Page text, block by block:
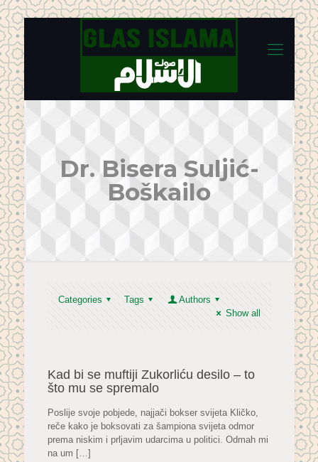
Dr. Bisera Suljić-
Boškailo
Categories Tags
Authors
Show all
Kad bi se muftiji Zukorliću desilo – to
što mu se spremalo
Poslije svoje pobjede, najjači bokser svijeta Kličko,
reče kako je boksovati za šampiona svijeta odmor
prema niskim i prljavim udarcima u politici. Odmah mi
na um […]